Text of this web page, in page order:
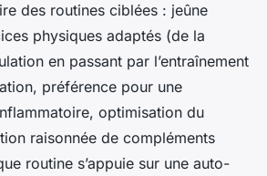
des routines ciblées : jeûne
physiques adaptés (de la
en passant par l’entraînement
préférence pour une
optimisation du
raisonnée de compléments
routine s’appuie sur une auto-